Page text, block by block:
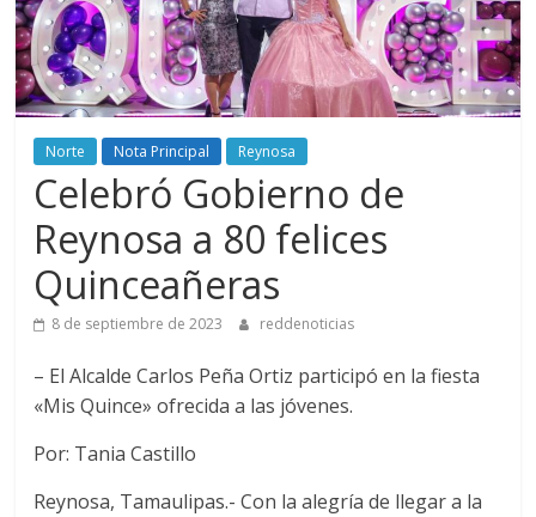
Norte Nota Principal Reynosa
Celebró Gobierno de
Reynosa a 80 felices
Quinceañeras
8 de septiembre de 2023 reddenoticias
– El Alcalde Carlos Peña Ortiz participó en la fiesta
«Mis Quince» ofrecida a las jóvenes.
Por: Tania Castillo
Reynosa, Tamaulipas.- Con la alegría de llegar a la